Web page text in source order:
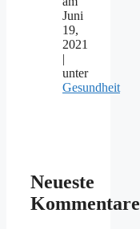
Juni
19,
2021
|
unter
Gesundheit
Neueste
Kommentare